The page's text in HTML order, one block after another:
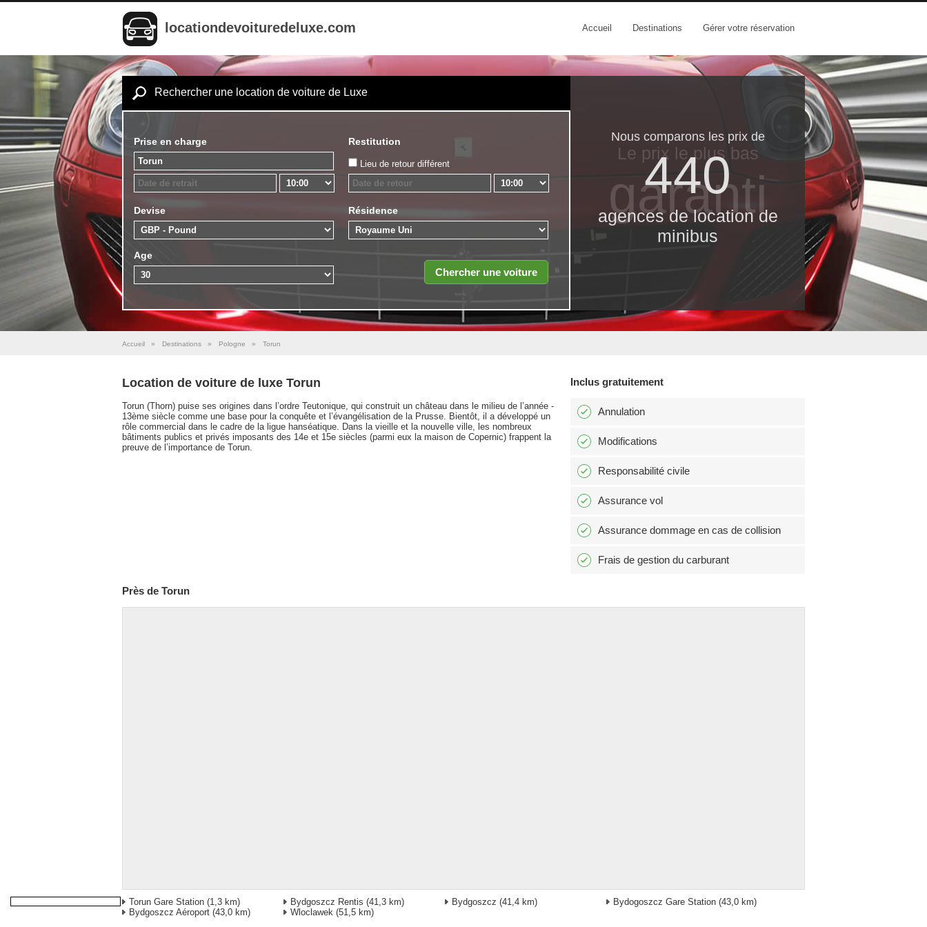
locationdevoituredeluxe.com Accueil Destinations Gérer votre réservation
Rechercher une location de voiture de Luxe
Prise en charge Restitution
Lieu de retour différent
Devise Résidence
Age
Nous comparons les prix de
440
agences de location de
minibus
Le prix le​ plus bas
garanti
Accueil » Destinations » Pologne » Torun
Location de voiture de luxe Torun
Torun (Thorn) puise ses origines dans l’ordre Teutonique, qui construit un château dans le milieu de l’année -
13ème siècle comme une base pour la conquête et l’évangélisation de la Prusse. Bientôt, il a développé un
rôle commercial dans le cadre de la ligue hanséatique. Dans la vieille et la nouvelle ville, les nombreux
bâtiments publics et privés imposants des 14e et 15e siècles (parmi eux la maison de Copernic) frappent la
preuve de l’importance de Torun.
Inclus gratuitement
Annulation
Modifications
Responsabilité civile
Assurance vol
Assurance dommage en cas de collision
Frais de gestion du carburant
Près de Torun
Torun Gare Station (1,3 km) Bydgoszcz Rentis (41,3 km) Bydgoszcz (41,4 km) Bydogoszcz Gare Station (43,0 km)
Bydgoszcz Aéroport (43,0 km) Wloclawek (51,5 km)